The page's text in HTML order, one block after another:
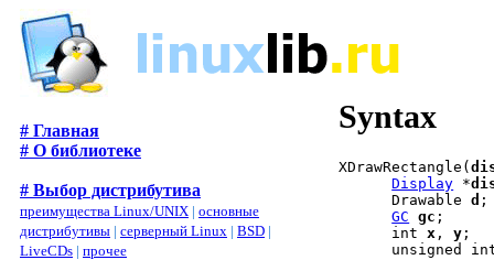
# Главная
# О библиотеке
# Выбор дистрибутива
преимущества Linux/UNIX | основные
дистрибутивы | серверный Linux | BSD |
LiveCDs | прочее
Syntax
XDrawRectangle(
Display *
      Drawable
d ;
GC
gc ;
      int
x , y ;
unsigned